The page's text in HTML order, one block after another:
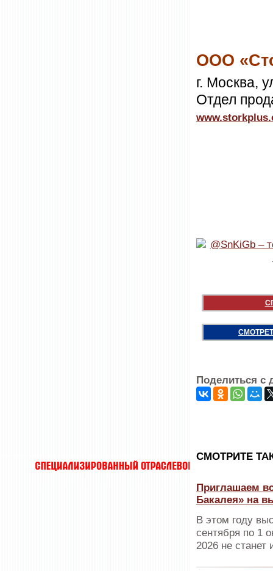
ООО
г. Москва,
Отдел
Поделиться с
CМОТРИТЕ
Приглашаем
Бакалея» на
В этом году
сентября по 1
2026 не